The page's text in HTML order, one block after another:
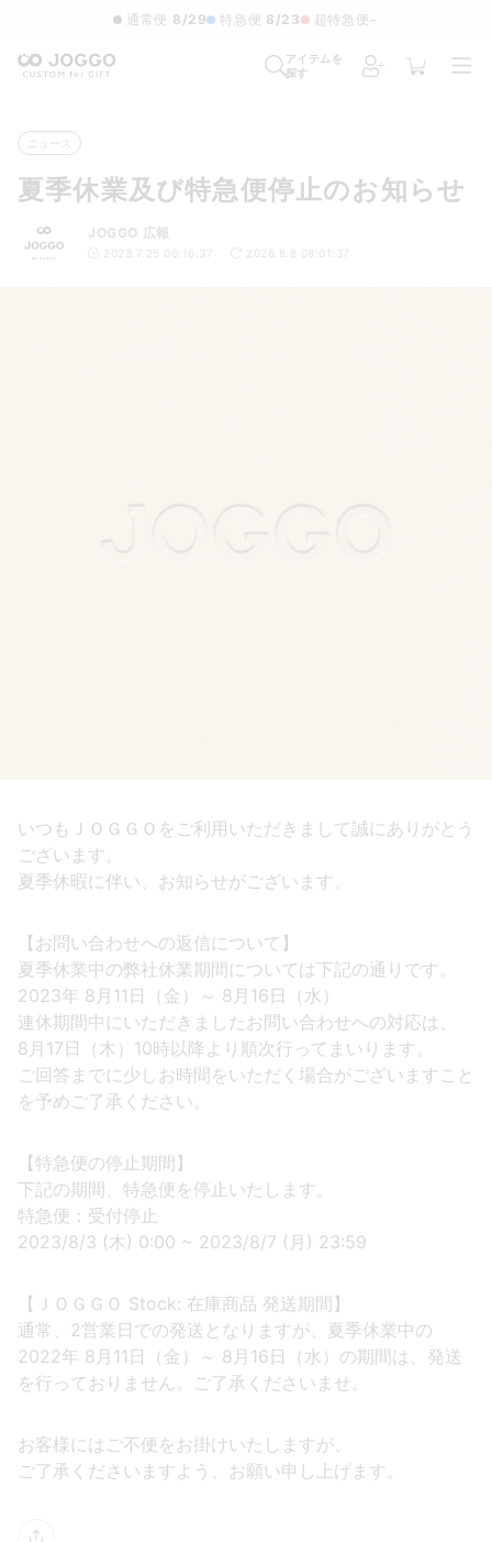
通常便 8/29 特急便 8/23 超特急便−
アイテムを
探す
ニュース
夏季休業及び特急便停止のお知らせ
JOGGO 広報
2023.7.25 06:16:37 2026.8.8 08:01:37
いつもＪＯＧＧＯをご利用いただきまして誠にありがとう
ございます。
夏季休暇に伴い、お知らせがございます。
【お問い合わせへの返信について】
夏季休業中の弊社休業期間については下記の通りです。
2023年 8月11日（金）～ 8月16日（水）
連休期間中にいただきましたお問い合わせへの対応は、
8月17日（木）10時以降より順次行ってまいります。
ご回答までに少しお時間をいただく場合がございますこと
を予めご了承ください。
【特急便の停止期間】
下記の期間、特急便を停止いたします。
特急便：受付停止
2023/8/3 (木) 0:00 ~ 2023/8/7 (月) 23:59
【ＪＯＧＧＯ Stock: 在庫商品 発送期間】
通常、2営業日での発送となりますが、夏季休業中の
2022年 8月11日（金）～ 8月16日（水）の期間は、発送
を行っておりません。ご了承くださいませ。
お客様にはご不便をお掛けいたしますが、
ご了承くださいますよう、お願い申し上げます。